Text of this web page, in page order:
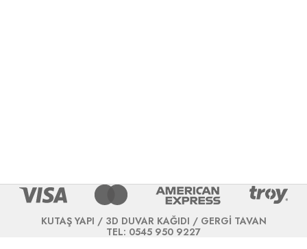
KUTAŞ YAPI / 3D DUVAR KAĞIDI / GERGİ TAVAN
TEL: 0545 950 9227